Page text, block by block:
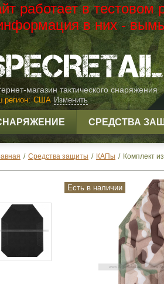
работает в тестовом
в них -
магазин тактического снаряжения
Изменить
регион: США
СРЕДСТВА
/ Средства защиты / КАПы / Комплект
Есть в наличии